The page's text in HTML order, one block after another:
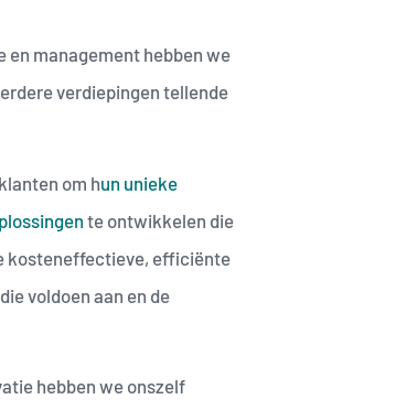
management hebben we
verdiepingen tellende
om hun unieke
te ontwikkelen die
kosteneffectieve, efficiënte
voldoen aan en de
hebben we onszelf